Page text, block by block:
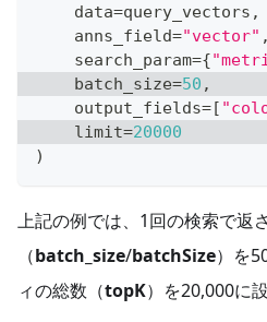
    data
=query_vectors ,
    anns_field
="vector" ,
    search_param
={
    batch_size
=50 ,
    output_fields
= [
    limit
=20000
)
上記の例では、1回の検索で返
（batch_size/batchSize）を
ィの総数（topK）を20,000に